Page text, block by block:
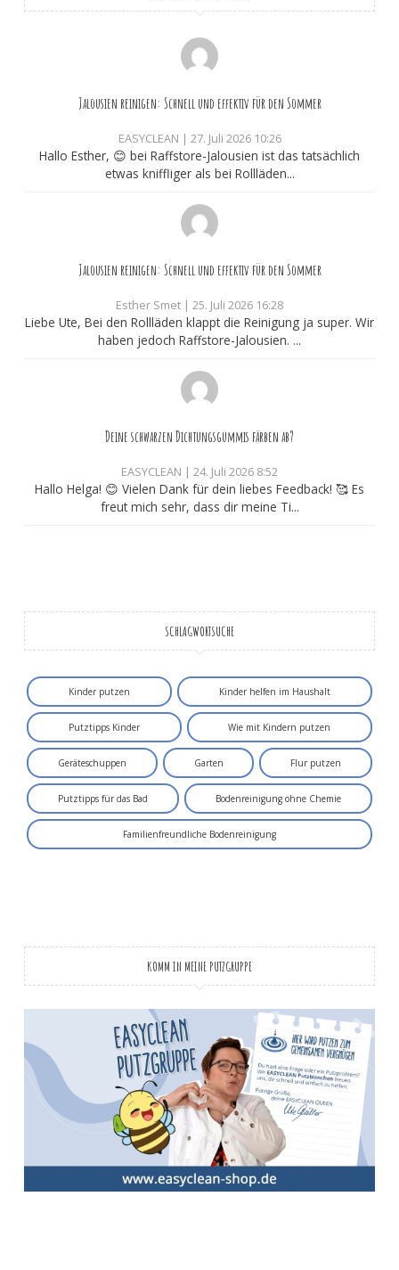
Jalousien reinigen: Schnell und effektiv für den Sommer
EASYCLEAN | 27. Juli 2026 10:26
Hallo Esther, 😊 bei Raffstore-Jalousien ist das tatsächlich
etwas kniffliger als bei Rollläden...
Jalousien reinigen: Schnell und effektiv für den Sommer
Esther Smet | 25. Juli 2026 16:28
Liebe Ute, Bei den Rollläden klappt die Reinigung ja super. Wir
haben jedoch Raffstore-Jalousien. ...
Deine schwarzen Dichtungsgummis färben ab?
EASYCLEAN | 24. Juli 2026 8:52
Hallo Helga! 😊 Vielen Dank für dein liebes Feedback! 🥰 Es
freut mich sehr, dass dir meine Ti...
SCHLAGWORTSUCHE
Kinder putzen Kinder helfen im Haushalt
Putztipps Kinder Wie mit Kindern putzen
Geräteschuppen Garten Flur putzen
Putztipps für das Bad Bodenreinigung ohne Chemie
Familienfreundliche Bodenreinigung
KOMM IN MEINE PUTZGRUPPE